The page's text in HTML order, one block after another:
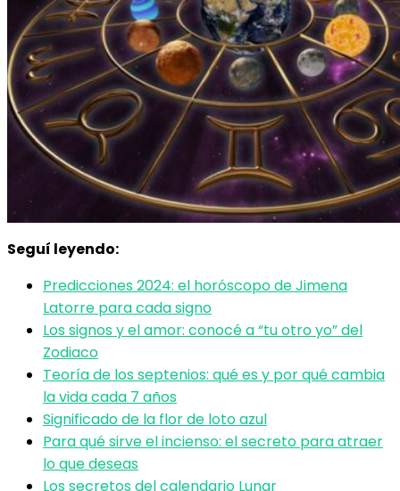
Seguí leyendo:
Predicciones 2024: el horóscopo de Jimena
Latorre para cada signo
Los signos y el amor: conocé a “tu otro yo” del
Zodiaco
Teoría de los septenios: qué es y por qué cambia
la vida cada 7 años
Significado de la flor de loto azul
Para qué sirve el incienso: el secreto para atraer
lo que deseas
Los secretos del calendario Lunar